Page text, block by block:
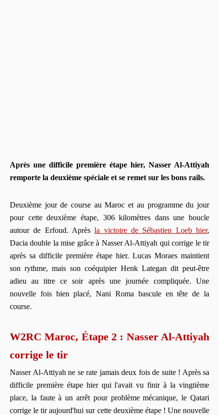
Après une difficile première étape hier, Nasser Al-Attiyah
remporte la deuxième spéciale et se remet sur les bons rails.
Deuxième jour de course au Maroc et au programme du jour
pour cette deuxième étape, 306 kilomètres dans une boucle
autour de Erfoud. Aprèsla victoire de Sébastien Loeb hier,
Dacia double la mise grâce à Nasser Al-Attiyah qui corrige le tir
après sa difficile première étape hier. Lucas Moraes maintient
son rythme, mais son coéquipier Henk Lategan dit peut-être
adieu au titre ce soir après une journée compliquée. Une
nouvelle fois bien placé, Nani Roma bascule en tête de la
course.
W2RC Maroc, Étape 2 : Nasser Al-Attiyah
corrige le tir
Nasser Al-Attiyah ne se rate jamais deux fois de suite ! Après sa
difficile première étape hier qui l'avait vu finir à la vingtième
place, la faute à un arrêt pour problème mécanique, le Qatari
corrige le tir aujourd'hui sur cette deuxième étape ! Une nouvelle